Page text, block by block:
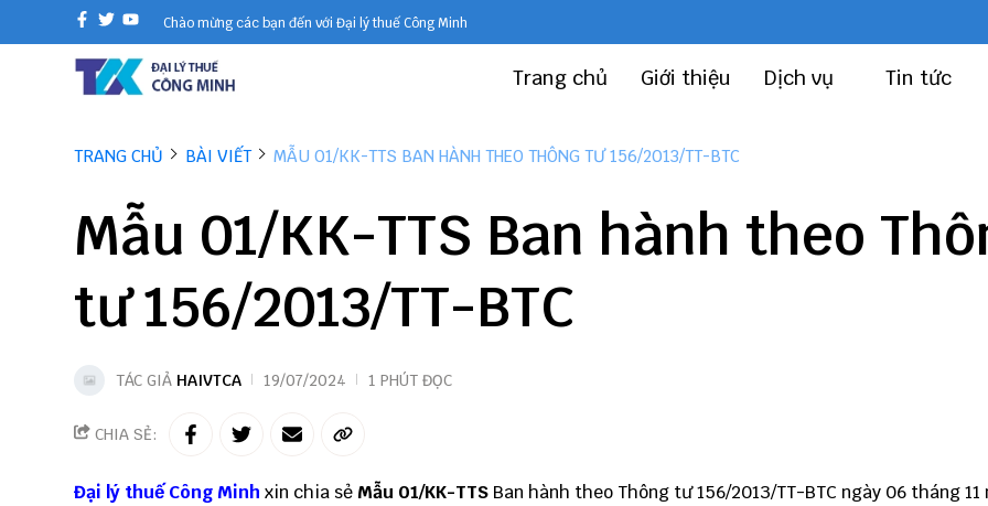
Chào mừng các bạn đến với Đại lý thuế Công Minh
Trang chủ Giới thiệu Dịch vụ Tin tức
TRANG CHỦ BÀI VIẾT MẪU 01/KK-TTS BAN HÀNH THEO THÔNG TƯ 156/2013/TT-BTC
Mẫu 01/KK-TTS Ban hành theo
tư 156/2013/TT-BTC
TÁC GIẢ HAIVTCA 19/07/2024 1 PHÚT ĐỌC
CHIA SẺ:
Đại lý thuế Công Minh xin chia sẻ Mẫu 01/KK-TTS Ban hành theo Thông tư 156/2013/TT-BTC ngày 06 tháng 11